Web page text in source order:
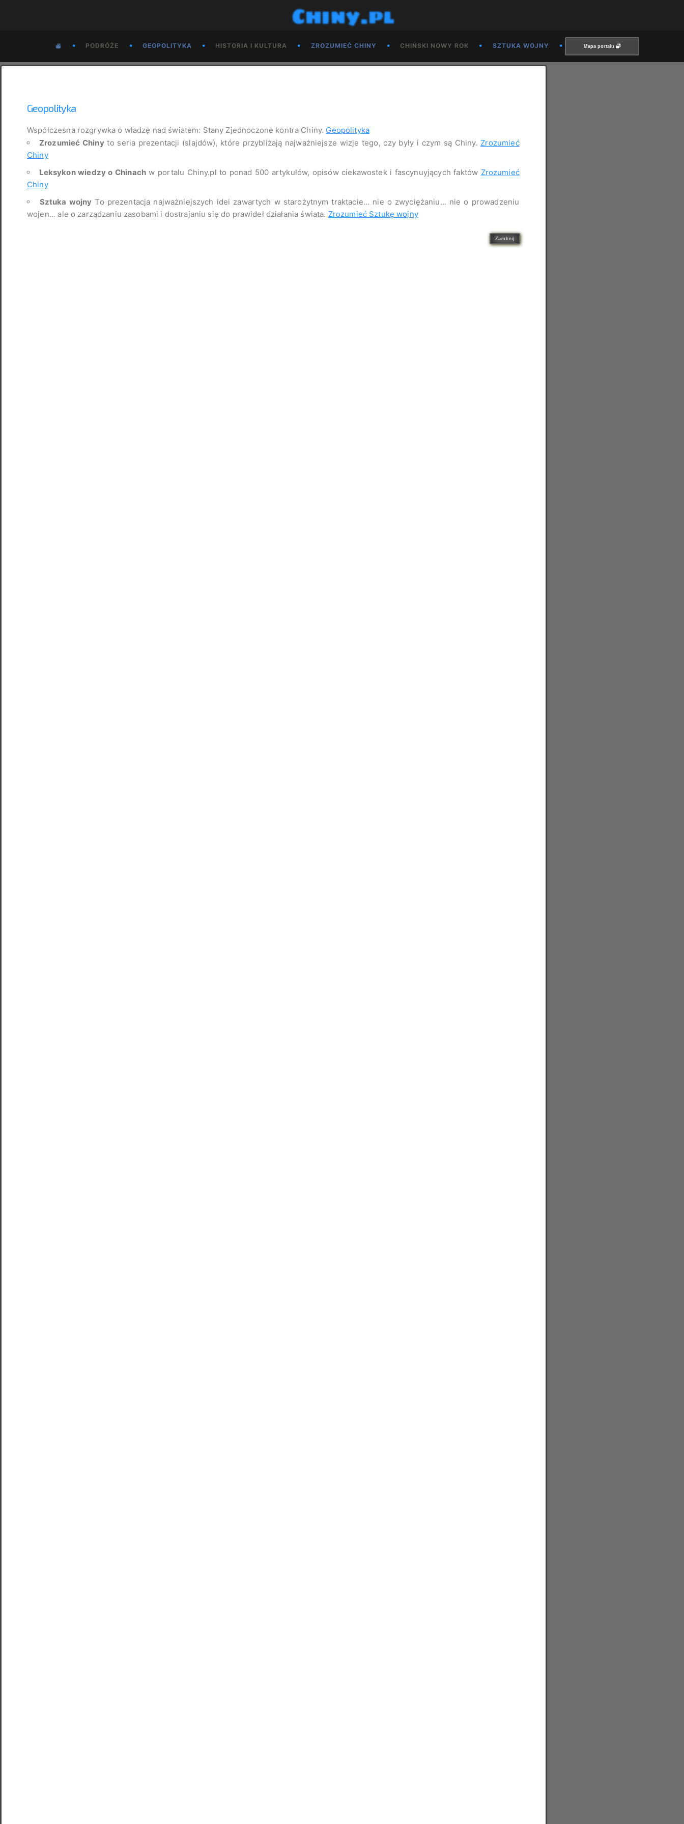
Chiny.pl
• PODRÓŻE • GEOPOLITYKA • HISTORIA I KULTURA • ZROZUMIEĆ CHINY • CHIŃSKI NOWY ROK • SZTUKA WOJNY • Mapa portalu
Geopolityka
Współczesna rozgrywka o władzę nad światem: Stany Zjednoczone kontra Chiny. Geopolityka
Zrozumieć Chinyto seria prezentacji (slajdów), które przybliżają najważniejsze wizje tego, czy były i czym są Chiny. Zrozumieć
Chiny
Leksykon wiedzy o Chinach w portalu Chiny.pl to ponad 500 artykułów, opisów ciekawostek i fascynuyjących faktów Zrozumieć
Chiny
Sztuka wojny To prezentacja najważniejszych idei zawartych w starożytnym traktacie... nie o zwyciężaniu... nie o prowadzeniu
wojen... ale o zarządzaniu zasobami i dostrajaniu się do prawideł działania świata. Zrozumieć Sztukę wojny
Zamknij